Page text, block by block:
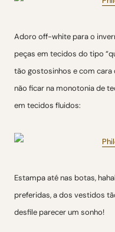
Adoro off-white para o
peças em tecidos do tipo
tão gostosinhos e com cara
não ficar na monotonia de
em tecidos fluidos:
Estampa até nas botas,
preferidas, a dos vestidos
desfile parecer um sonho!